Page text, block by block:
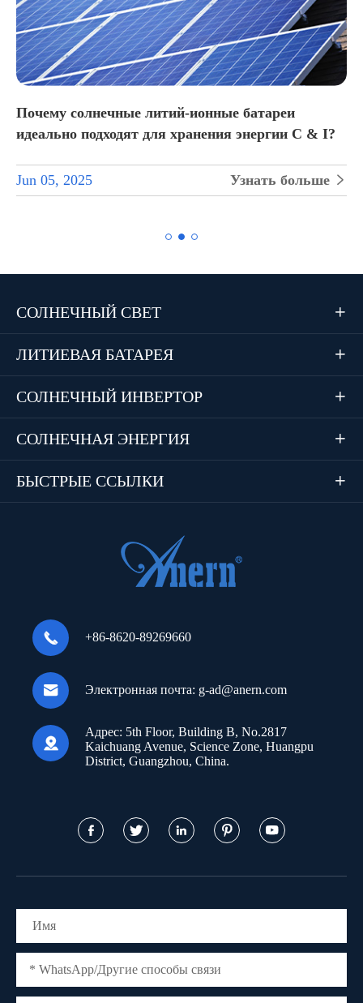
Почему солнечные литий-ионные батареи
идеально подходят для хранения энергии C & I?
Jun 05, 2025 Узнать больше 
СОЛНЕЧНЫЙ СВЕТ 
ЛИТИЕВАЯ БАТАРЕЯ 
СОЛНЕЧНЫЙ ИНВЕРТОР 
СОЛНЕЧНАЯ ЭНЕРГИЯ 
БЫСТРЫЕ ССЫЛКИ 
 +86-8620-89269660
 Электронная почта: g-ad@anern.com

Адрес: 5th Floor, Building B, No.2817
Kaichuang Avenue, Science Zone, Huangpu
District, Guangzhou, China.
    